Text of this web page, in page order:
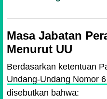
Masa Jabatan
Menurut UU
Berdasarkan ketentuan
Undang-Undang Nomor
disebutkan bahwa: